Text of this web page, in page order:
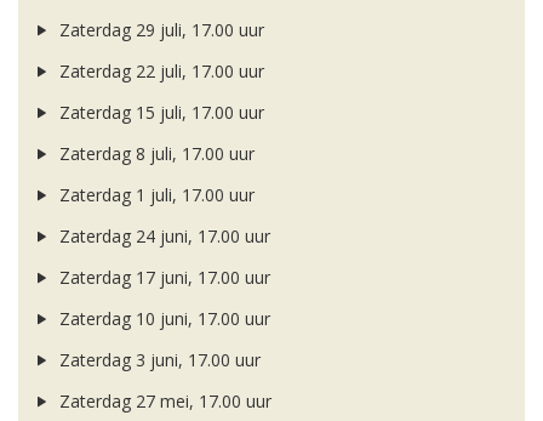
Zaterdag 29 juli, 17.00 uur
Zaterdag 22 juli, 17.00 uur
Zaterdag 15 juli, 17.00 uur
Zaterdag 8 juli, 17.00 uur
Zaterdag 1 juli, 17.00 uur
Zaterdag 24 juni, 17.00 uur
Zaterdag 17 juni, 17.00 uur
Zaterdag 10 juni, 17.00 uur
Zaterdag 3 juni, 17.00 uur
Zaterdag 27 mei, 17.00 uur